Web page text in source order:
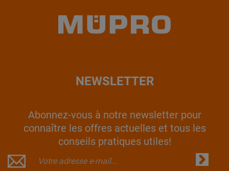
NEWSLETTER
Abonnez-vous à notre newsletter pour
connaître les offres actuelles et tous les
conseils pratiques utiles!